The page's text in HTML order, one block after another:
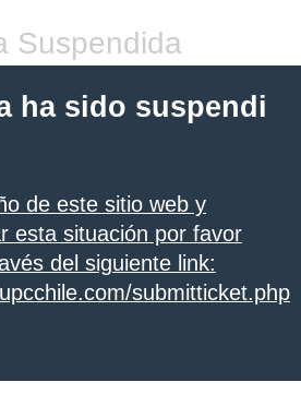
Suspendida
ha sido suspendi
de este sitio web y
esta situación por favor
del siguiente link:
submitticket.php